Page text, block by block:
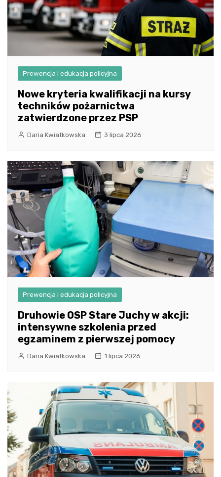
Prewencja i edukacja policyjna
Nowe kryteria kwalifikacji na kursy
techników pożarnictwa
zatwierdzone przez PSP
Daria Kwiatkowska 3 lipca 2026
Prewencja i edukacja policyjna
Druhowie OSP Stare Juchy w akcji:
intensywne szkolenia przed
egzaminem z pierwszej pomocy
Daria Kwiatkowska 1 lipca 2026